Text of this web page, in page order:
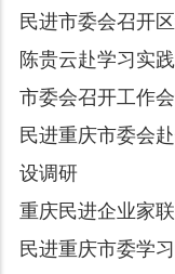
民进市委会召开
陈贵云赴学习实
市委会召开工作
民进重庆市委会
设调研
重庆民进企业家
民进重庆市委学